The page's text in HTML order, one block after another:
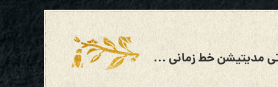
یکشنبه، ۵ آوریل ۲۰۲۰؛ گزارش مقدماتی مدیتیشن خط زمانی صعود/پایان ویروس کرونا